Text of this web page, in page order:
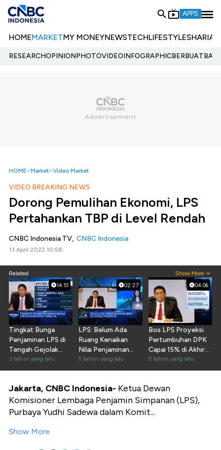
APPS
HOMEMARKETMY MONEYNEWSTECHLIFESTYLESHARIA
RESEARCHOPINIONPHOTOVIDEOINFOGRAPHIC
HOME Market Video Market
VIDEO BREAKING NEWS
Dorong Pemulihan Ekonomi, LPS
Pertahankan TBP di Level Rendah
CNBC Indonesia TV, CNBC Indonesia
13 April 2022 10:58
Related Show More
14:51
Tingkat Bunga
Penjaminan LPS di
Tengah Gejolak
Global
3 tahun yang lalu
02:27
LPS: Belum Ada
Ruang Kenaikan
Nilai Penjaminan
Jadi Rp 5 M
5 tahun yang lalu
04:06
Bos LPS Proyeksi
Pertumbuhan DPK
Capai 15% di Akhir
2020
5 tahun yang lalu
Jakarta, CNBC Indonesia- Ketua Dewan
Komisioner Lembaga Penjamin Simpanan (LPS),
Purbaya Yudhi Sadewa dalam Komit...
Show More